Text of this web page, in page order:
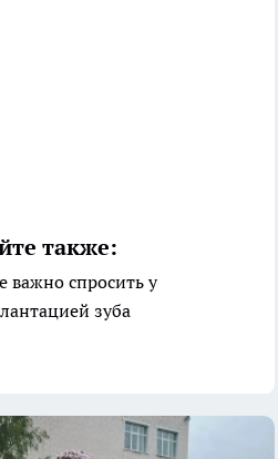
также:
важно спросить у
зуба